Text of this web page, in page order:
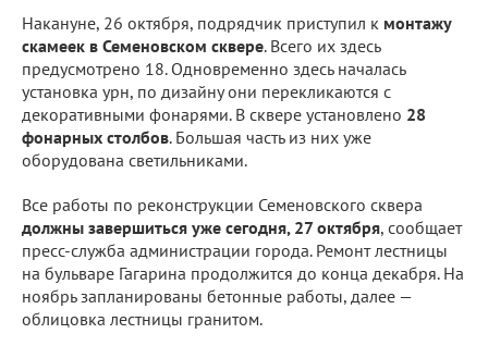
Накануне, 26 октября, подрядчик приступил к монтажу
скамеек в Семеновском сквере. Всего их здесь
предусмотрено 18. Одновременно здесь началась
установка урн, по дизайну они перекликаются с
декоративными фонарями. В сквере установлено 28
фонарных столбов. Большая часть из них уже
оборудована светильниками.
Все работы по реконструкции Семеновского сквера
должны завершиться уже сегодня, 27 октября, сообщает
пресс-служба администрации города. Ремонт лестницы
на бульваре Гагарина продолжится до конца декабря. На
ноябрь запланированы бетонные работы, далее —
облицовка лестницы гранитом.